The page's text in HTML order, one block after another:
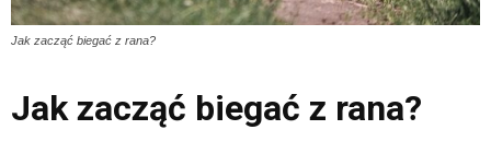
Jak zacząć biegać z rana?
Jak zacząć biegać z rana?